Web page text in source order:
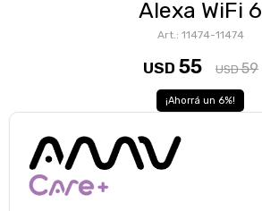
Alexa WiFi 6
11474-11474
USD 55 USD 59
6